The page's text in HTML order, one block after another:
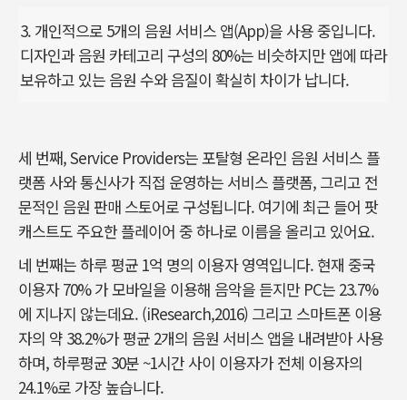
3. 개인적으로 5개의 음원 서비스 앱(App)을 사용 중입니다.
디자인과 음원 카테고리 구성의 80%는 비슷하지만 앱에 따라
보유하고 있는 음원 수와 음질이 확실히 차이가 납니다.
세 번째, Service Providers는 포탈형 온라인 음원 서비스 플
랫폼 사와 통신사가 직접 운영하는 서비스 플랫폼, 그리고 전
문적인 음원 판매 스토어로 구성됩니다. 여기에 최근 들어 팟
캐스트도 주요한 플레이어 중 하나로 이름을 올리고 있어요.
네 번째는 하루 평균 1억 명의 이용자 영역입니다. 현재 중국
이용자 70% 가 모바일을 이용해 음악을 듣지만 PC는 23.7%
에 지나지 않는데요. (iResearch,2016) 그리고 스마트폰 이용
자의 약 38.2%가 평균 2개의 음원 서비스 앱을 내려받아 사용
하며, 하루평균 30분 ~1시간 사이 이용자가 전체 이용자의
24.1%로 가장 높습니다.